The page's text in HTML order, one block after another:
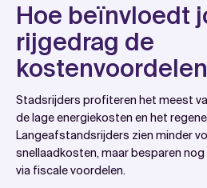
Hoe beïnvloedt
rijgedrag de
Stadsrijders profiteren het meest
de lage energiekosten en het
Langeafstandsrijders zien minder
snellaadkosten, maar besparen
via fiscale voordelen.